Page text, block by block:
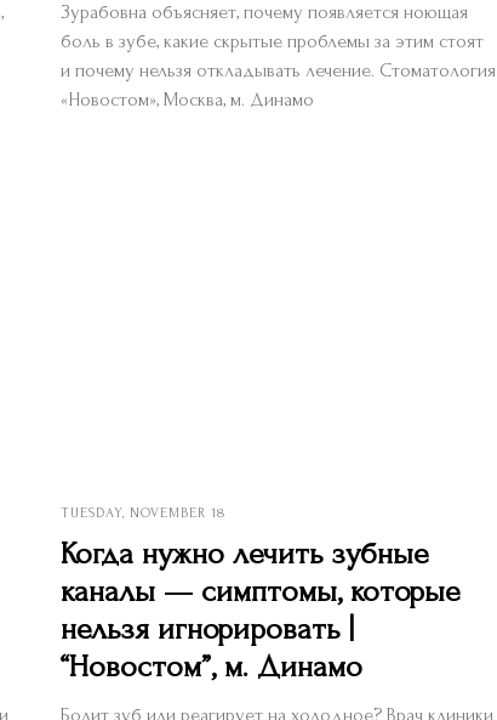
Зурабовна объясняет, почему появляется ноющая
боль в зубе, какие скрытые проблемы за этим стоят
и почему нельзя откладывать лечение. Стоматология
«Новостом», Москва, м. Динамо
TUESDAY, NOVEMBER 18
Когда нужно лечить зубные
каналы — симптомы, которые
нельзя игнорировать |
“Новостом”, м. Динамо
Болит зуб или реагирует на холодное? Врач клиники